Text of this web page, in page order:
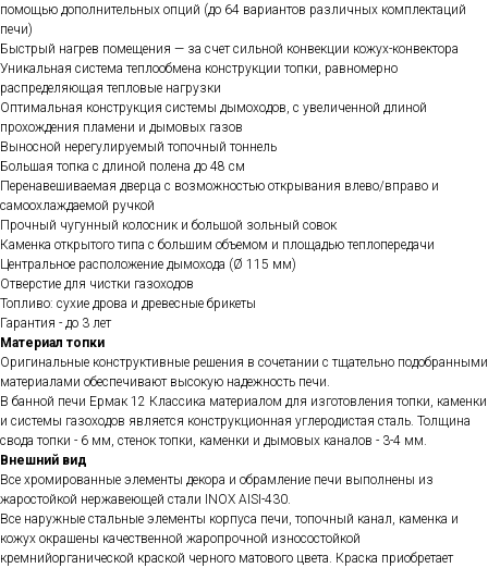
помощью дополнительных опций (до 64 вариантов различных комплектаций
печи)
Быстрый нагрев помещения — за счет сильной конвекции кожух-конвектора
Уникальная система теплообмена конструкции топки, равномерно
распределяющая тепловые нагрузки
Оптимальная конструкция системы дымоходов, с увеличенной длиной
прохождения пламени и дымовых газов
Выносной нерегулируемый топочный тоннель
Большая топка с длиной полена до 48 см
Перенавешиваемая дверца с возможностью открывания влево/вправо и
самоохлаждаемой ручкой
Прочный чугунный колосник и большой зольный совок
Каменка открытого типа с большим объемом и площадью теплопередачи
Центральное расположение дымохода (Ø 115 мм)
Отверстие для чистки газоходов
Топливо: сухие дрова и древесные брикеты
Гарантия - до 3 лет
Материал топки
Оригинальные конструктивные решения в сочетании с тщательно подобранными
материалами обеспечивают высокую надежность печи.
В банной печи Ермак 12 Классика материалом для изготовления топки, каменки
и системы газоходов является конструкционная углеродистая сталь. Толщина
свода топки - 6 мм, стенок топки, каменки и дымовых каналов - 3-4 мм.
Внешний вид
Все хромированные элементы декора и обрамление печи выполнены из
жаростойкой нержавеющей стали INOX AISI-430.
Все наружные стальные элементы корпуса печи, топочный канал, каменка и
кожух окрашены качественной жаропрочной износостойкой
кремнийорганической краской черного матового цвета. Краска приобретает